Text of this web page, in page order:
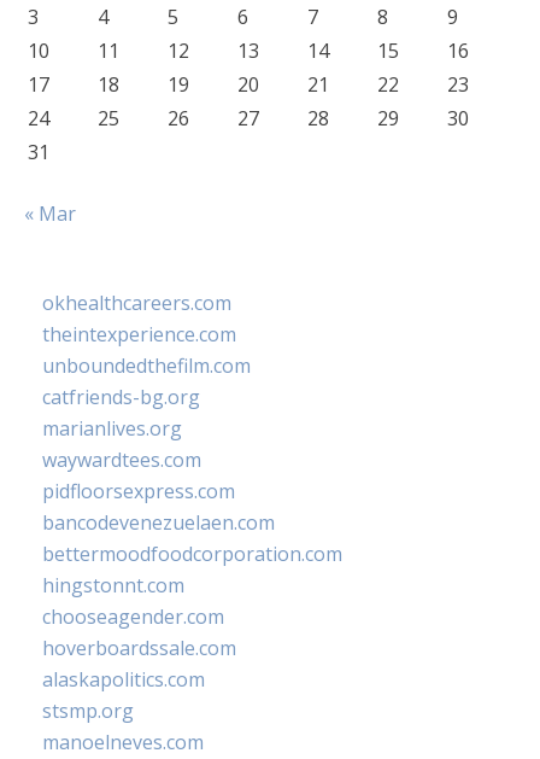
3 4 5 6 7 8
9
10
11 12 13 14 15
16
17
18 19 20 21 22
23
24
25 26 27 28 29
30
31
« Mar
okhealthcareers.com
theintexperience.com
unboundedthefilm.com
catfriends-bg.org
marianlives.org
waywardtees.com
pidfloorsexpress.com
bancodevenezuelaen.com
bettermoodfoodcorporation.com
hingstonnt.com
chooseagender.com
hoverboardssale.com
alaskapolitics.com
stsmp.org
manoelneves.com